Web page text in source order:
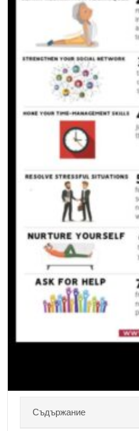
признаци идват с:
Мускулно налягане
Емоционални признаци:
Съдържание